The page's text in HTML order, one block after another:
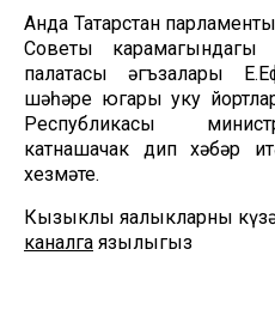
Анда Татарстан
Советы
палатасы әгъзалары
шәһәре югары уку
Республикасы
катнашачак дип хәбәр
хезмәте.
Кызыклы яңалыкларны
каналга язылыгыз